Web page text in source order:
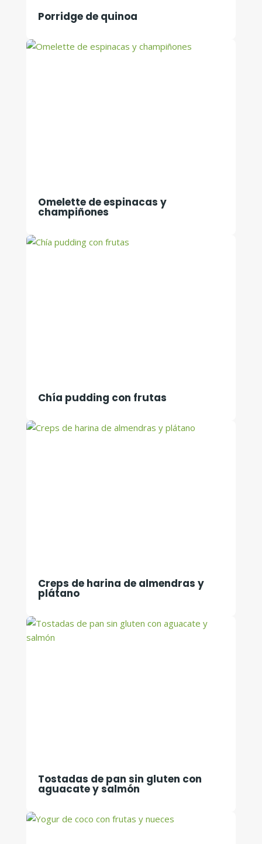
Porridge de quinoa
Omelette de espinacas y
champiñones
Chía pudding con frutas
Creps de harina de almendras y
plátano
Tostadas de pan sin gluten con
aguacate y salmón